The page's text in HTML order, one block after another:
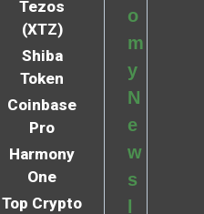
Tezos
(XTZ)
Shiba
Token
Coinbase
Pro
Harmony
One
Top Crypto
o
m
y
N
e
w
s